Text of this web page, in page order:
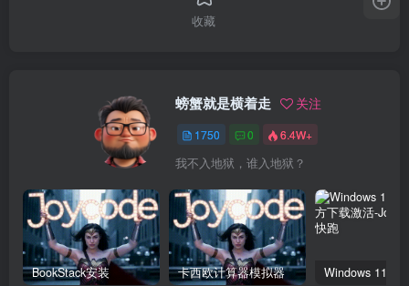
收藏
螃蟹就是横着走 关注
1750 0 6.4W+
我不入地狱，谁入地狱？
BookStack安装 卡西欧计算器模拟器